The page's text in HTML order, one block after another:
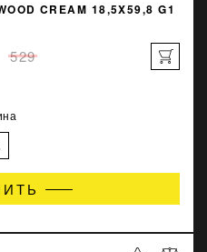
CREAM 18,5X59,8 G1
529